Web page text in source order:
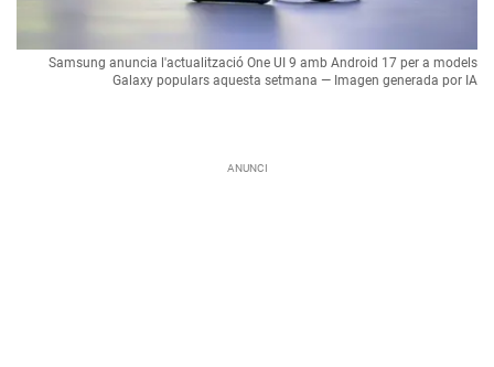
Samsung anuncia l'actualització One UI 9 amb Android 17 per a models
Galaxy populars aquesta setmana — Imagen generada por IA